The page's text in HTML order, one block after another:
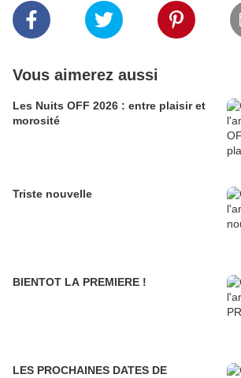
Vous aimerez aussi
Les Nuits OFF 2026 : entre plaisir et
morosité
Triste nouvelle
BIENTOT LA PREMIERE !
LES PROCHAINES DATES DE